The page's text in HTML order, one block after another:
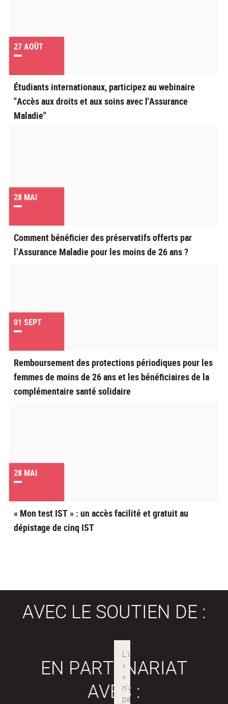
27AOÛT
Étudiants internationaux, participez au webinaire
"Accès aux droits et aux soins avec l'Assurance
Maladie"
28 MAI
Comment bénéficier des préservatifs offerts par
l’Assurance Maladie pour les moins de 26 ans ?
01 SEPT
Remboursement des protections périodiques pour les
femmes de moins de 26 ans et les bénéficiaires de la
complémentaire santé solidaire
28 MAI
« Mon test IST » : un accès facilité et gratuit au
dépistage de cinq IST
AVEC LE SOUTIEN DE :
EN PARTENARIAT
AVEC :